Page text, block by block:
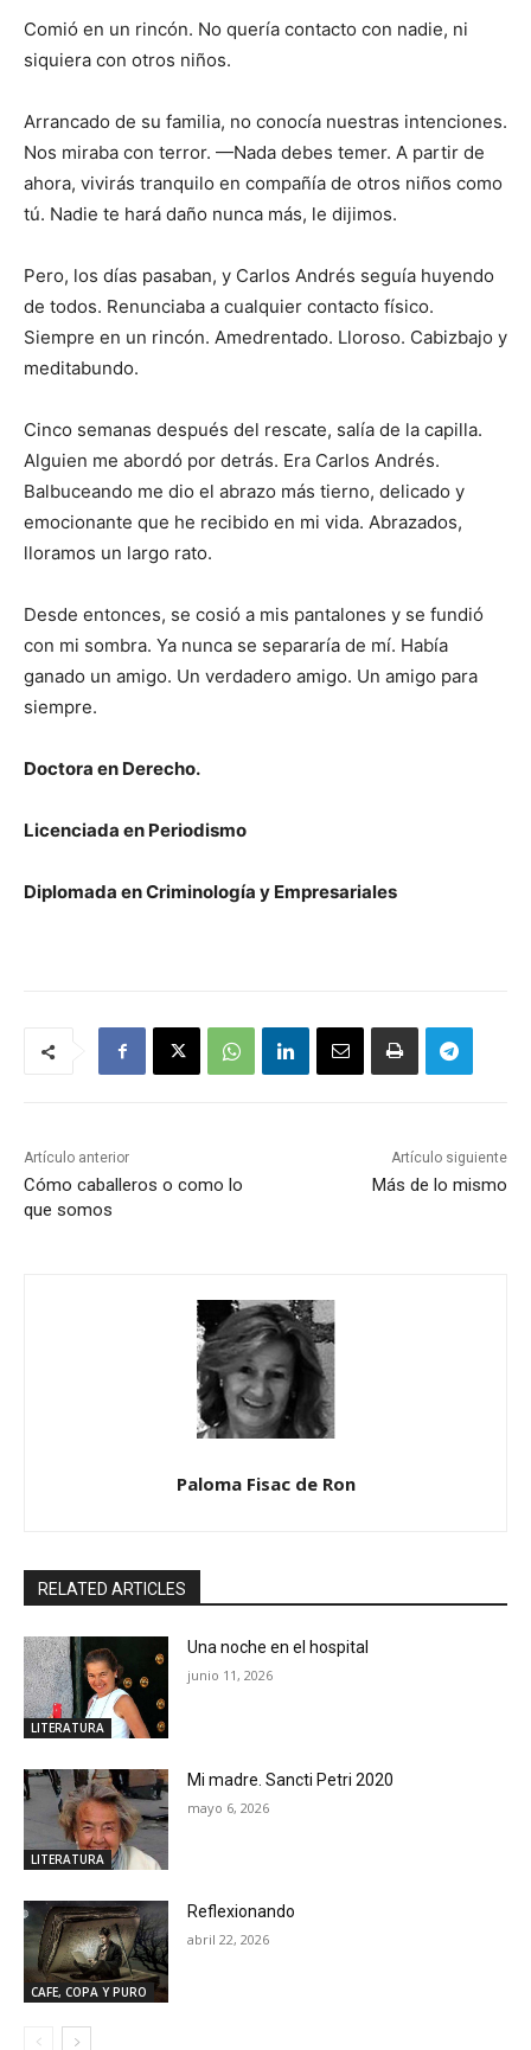
Comió en un rincón. No quería contacto con nadie, ni
siquiera con otros niños.
Arrancado de su familia, no conocía nuestras intenciones.
Nos miraba con terror. —Nada debes temer. A partir de
ahora, vivirás tranquilo en compañía de otros niños como
tú. Nadie te hará daño nunca más, le dijimos.
Pero, los días pasaban, y Carlos Andrés seguía huyendo
de todos. Renunciaba a cualquier contacto físico.
Siempre en un rincón. Amedrentado. Lloroso. Cabizbajo y
meditabundo.
Cinco semanas después del rescate, salía de la capilla.
Alguien me abordó por detrás. Era Carlos Andrés.
Balbuceando me dio el abrazo más tierno, delicado y
emocionante que he recibido en mi vida. Abrazados,
lloramos un largo rato.
Desde entonces, se cosió a mis pantalones y se fundió
con mi sombra. Ya nunca se separaría de mí. Había
ganado un amigo. Un verdadero amigo. Un amigo para
siempre.
Doctora en Derecho.
Licenciada en Periodismo
Diplomada en Criminología y Empresariales
Artículo anterior
Cómo caballeros o como lo
que somos
Artículo siguiente
Más de lo mismo
Paloma Fisac de Ron
RELATED ARTICLES
LITERATURA
Una noche en el hospital
junio 11, 2026
LITERATURA
Mi madre. Sancti Petri 2020
mayo 6, 2026
CAFE, COPA Y PURO
Reflexionando
abril 22, 2026